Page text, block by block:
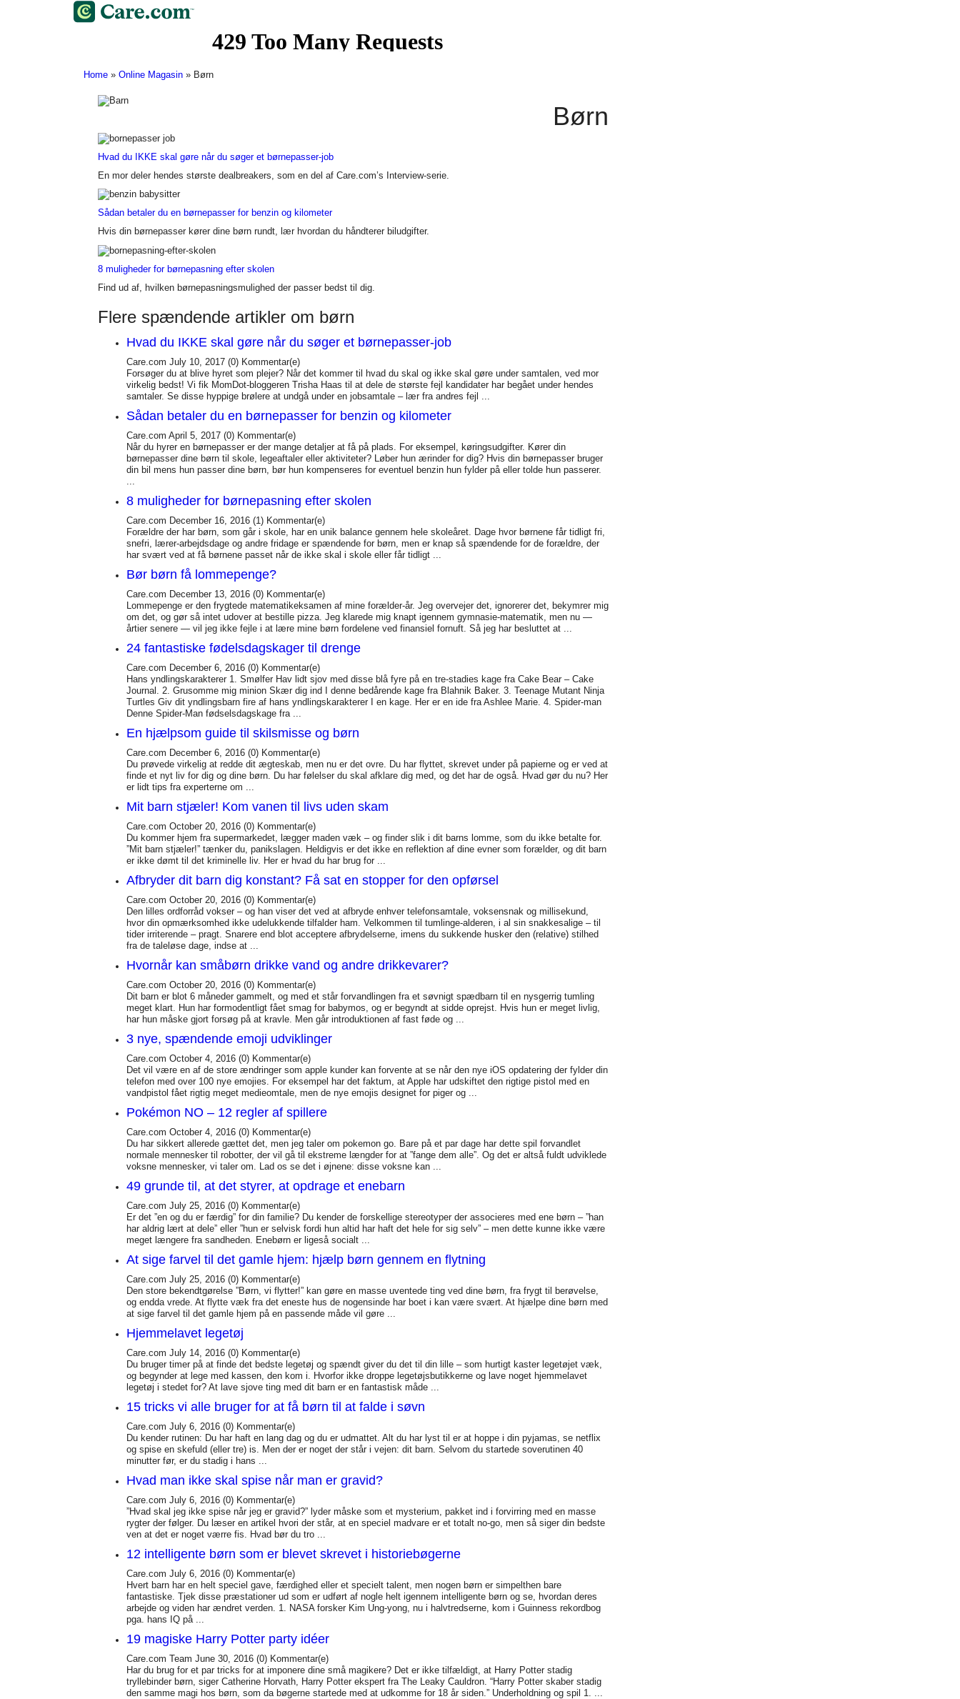
Home » Online Magasin » Børn
Børn
Hvad du IKKE skal gøre når du søger et børnepasser-job
En mor deler hendes største dealbreakers, som en del af Care.com’s Interview-serie.
Sådan betaler du en børnepasser for benzin og kilometer
Hvis din børnepasser kører dine børn rundt, lær hvordan du håndterer biludgifter.
8 muligheder for børnepasning efter skolen
Find ud af, hvilken børnepasningsmulighed der passer bedst til dig.
Flere spændende artikler om børn
Hvad du IKKE skal gøre når du søger et børnepasser-job
Care.com July 10, 2017 (0) Kommentar(e)
Forsøger du at blive hyret som plejer? Når det kommer til hvad du skal og ikke skal gøre under samtalen, ved mor
virkelig bedst! Vi fik MomDot-bloggeren Trisha Haas til at dele de største fejl kandidater har begået under hendes
samtaler. Se disse hyppige brølere at undgå under en jobsamtale – lær fra andres fejl ...
Sådan betaler du en børnepasser for benzin og kilometer
Care.com April 5, 2017 (0) Kommentar(e)
Når du hyrer en børnepasser er der mange detaljer at få på plads. For eksempel, køringsudgifter. Kører din
børnepasser dine børn til skole, legeaftaler eller aktiviteter? Løber hun ærinder for dig? Hvis din børnepasser bruger
din bil mens hun passer dine børn, bør hun kompenseres for eventuel benzin hun fylder på eller tolde hun passerer.
8 muligheder for børnepasning efter skolen
Care.com December 16, 2016 (1) Kommentar(e)
Forældre der har børn, som går i skole, har en unik balance gennem hele skoleåret. Dage hvor børnene får tidligt fri,
snefri, lærer-arbejdsdage og andre fridage er spændende for børn, men er knap så spændende for de forældre, der
har svært ved at få børnene passet når de ikke skal i skole eller får tidligt ...
Bør børn få lommepenge?
Care.com December 13, 2016 (0) Kommentar(e)
Lommepenge er den frygtede matematikeksamen af mine forælder-år. Jeg overvejer det, ignorerer det, bekymrer mig
om det, og gør så intet udover at bestille pizza. Jeg klarede mig knapt igennem gymnasie-matematik, men nu —
årtier senere — vil jeg ikke fejle i at lære mine børn fordelene ved finansiel fornuft. Så jeg har besluttet at ...
24 fantastiske fødelsdagskager til drenge
Care.com December 6, 2016 (0) Kommentar(e)
Hans yndlingskarakterer 1. Smølfer Hav lidt sjov med disse blå fyre på en tre-stadies kage fra Cake Bear – Cake
Journal. 2. Grusomme mig minion Skær dig ind I denne bedårende kage fra Blahnik Baker. 3. Teenage Mutant Ninja
Turtles Giv dit yndlingsbarn fire af hans yndlingskarakterer I en kage. Her er en ide fra Ashlee Marie. 4. Spider-man
Denne Spider-Man fødselsdagskage fra ...
En hjælpsom guide til skilsmisse og børn
Care.com December 6, 2016 (0) Kommentar(e)
Du prøvede virkelig at redde dit ægteskab, men nu er det ovre. Du har flyttet, skrevet under på papierne og er ved at
finde et nyt liv for dig og dine børn. Du har følelser du skal afklare dig med, og det har de også. Hvad gør du nu? Her
er lidt tips fra experterne om ...
Mit barn stjæler! Kom vanen til livs uden skam
Care.com October 20, 2016 (0) Kommentar(e)
Du kommer hjem fra supermarkedet, lægger maden væk – og finder slik i dit barns lomme, som du ikke betalte for.
”Mit barn stjæler!” tænker du, panikslagen. Heldigvis er det ikke en reflektion af dine evner som forælder, og dit barn
er ikke dømt til det kriminelle liv. Her er hvad du har brug for ...
Afbryder dit barn dig konstant? Få sat en stopper for den opførsel
Care.com October 20, 2016 (0) Kommentar(e)
Den lilles ordforråd vokser – og han viser det ved at afbryde enhver telefonsamtale, voksensnak og millisekund,
hvor din opmærksomhed ikke udelukkende tilfalder ham. Velkommen til tumlinge-alderen, i al sin snakkesalige – til
tider irriterende – pragt. Snarere end blot acceptere afbrydelserne, imens du sukkende husker den (relative) stilhed
fra de taleløse dage, indse at ...
Hvornår kan småbørn drikke vand og andre drikkevarer?
Care.com October 20, 2016 (0) Kommentar(e)
Dit barn er blot 6 måneder gammelt, og med et står forvandlingen fra et søvnigt spædbarn til en nysgerrig tumling
meget klart. Hun har formodentligt fået smag for babymos, og er begyndt at sidde oprejst. Hvis hun er meget livlig,
har hun måske gjort forsøg på at kravle. Men går introduktionen af fast føde og ...
3 nye, spændende emoji udviklinger
Care.com October 4, 2016 (0) Kommentar(e)
Det vil være en af de store ændringer som apple kunder kan forvente at se når den nye iOS opdatering der fylder din
telefon med over 100 nye emojies. For eksempel har det faktum, at Apple har udskiftet den rigtige pistol med en
vandpistol fået rigtig meget medieomtale, men de nye emojis designet for piger og ...
Pokémon NO – 12 regler af spillere
Care.com October 4, 2016 (0) Kommentar(e)
Du har sikkert allerede gættet det, men jeg taler om pokemon go. Bare på et par dage har dette spil forvandlet
normale mennesker til robotter, der vil gå til ekstreme længder for at ”fange dem alle”. Og det er altså fuldt udviklede
voksne mennesker, vi taler om. Lad os se det i øjnene: disse voksne kan ...
49 grunde til, at det styrer, at opdrage et enebarn
Care.com July 25, 2016 (0) Kommentar(e)
Er det ”en og du er færdig” for din familie? Du kender de forskellige stereotyper der associeres med ene børn – ”han
har aldrig lært at dele” eller ”hun er selvisk fordi hun altid har haft det hele for sig selv” – men dette kunne ikke være
meget længere fra sandheden. Enebørn er ligeså socialt ...
At sige farvel til det gamle hjem: hjælp børn gennem en flytning
Care.com July 25, 2016 (0) Kommentar(e)
Den store bekendtgørelse ”Børn, vi flytter!” kan gøre en masse uventede ting ved dine børn, fra frygt til berøvelse,
og endda vrede. At flytte væk fra det eneste hus de nogensinde har boet i kan være svært. At hjælpe dine børn med
at sige farvel til det gamle hjem på en passende måde vil gøre ...
Hjemmelavet legetøj
Care.com July 14, 2016 (0) Kommentar(e)
Du bruger timer på at finde det bedste legetøj og spændt giver du det til din lille – som hurtigt kaster legetøjet væk,
og begynder at lege med kassen, den kom i. Hvorfor ikke droppe legetøjsbutikkerne og lave noget hjemmelavet
legetøj i stedet for? At lave sjove ting med dit barn er en fantastisk måde ...
15 tricks vi alle bruger for at få børn til at falde i søvn
Care.com July 6, 2016 (0) Kommentar(e)
Du kender rutinen: Du har haft en lang dag og du er udmattet. Alt du har lyst til er at hoppe i din pyjamas, se netflix
og spise en skefuld (eller tre) is. Men der er noget der står i vejen: dit barn. Selvom du startede soverutinen 40
minutter før, er du stadig i hans ...
Hvad man ikke skal spise når man er gravid?
Care.com July 6, 2016 (0) Kommentar(e)
”Hvad skal jeg ikke spise når jeg er gravid?” lyder måske som et mysterium, pakket ind i forvirring med en masse
rygter der følger. Du læser en artikel hvori der står, at en speciel madvare er et totalt no-go, men så siger din bedste
ven at det er noget værre fis. Hvad bør du tro ...
12 intelligente børn som er blevet skrevet i historiebøgerne
Care.com July 6, 2016 (0) Kommentar(e)
Hvert barn har en helt speciel gave, færdighed eller et specielt talent, men nogen børn er simpelthen bare
fantastiske. Tjek disse præstationer ud som er udført af nogle helt igennem intelligente børn og se, hvordan deres
arbejde og viden har ændret verden. 1. NASA forsker Kim Ung-yong, nu i halvtredserne, kom i Guinness rekordbog
pga. hans IQ på ...
19 magiske Harry Potter party idéer
Care.com Team June 30, 2016 (0) Kommentar(e)
Har du brug for et par tricks for at imponere dine små magikere? Det er ikke tilfældigt, at Harry Potter stadig
tryllebinder børn, siger Catherine Horvath, Harry Potter ekspert fra The Leaky Cauldron. “Harry Potter skaber stadig
den samme magi hos børn, som da bøgerne startede med at udkomme for 18 år siden.” Underholdning og spil 1. ...